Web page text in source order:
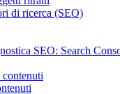
di ricerca (SEO)
SEO: Search